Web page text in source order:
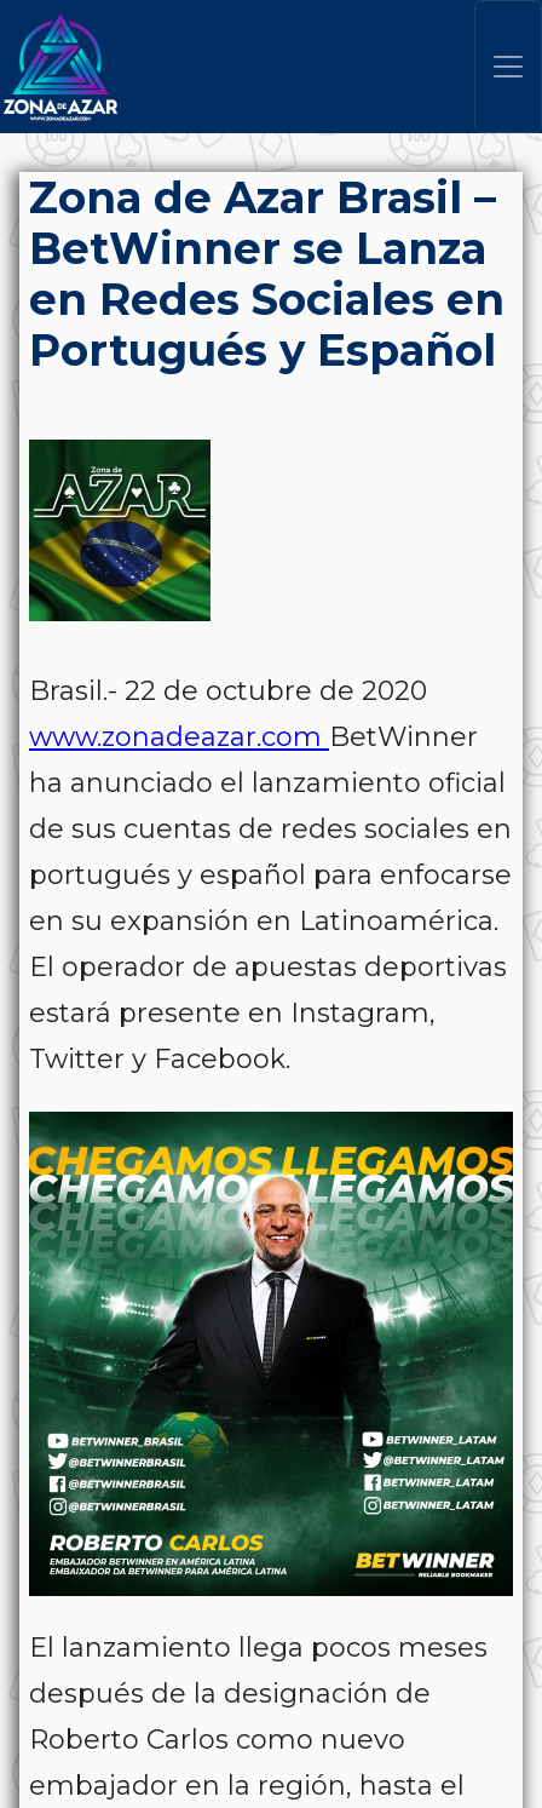
Zona de Azar Brasil –
BetWinner se Lanza
en Redes Sociales en
Portugués y Español
Brasil.- 22 de octubre de 2020
www.zonadeazar.com BetWinner
ha anunciado el lanzamiento oficial
de sus cuentas de redes sociales en
portugués y español para enfocarse
en su expansión en Latinoamérica.
El operador de apuestas deportivas
estará presente en Instagram,
Twitter y Facebook.
El lanzamiento llega pocos meses
después de la designación de
Roberto Carlos como nuevo
embajador en la región, hasta el